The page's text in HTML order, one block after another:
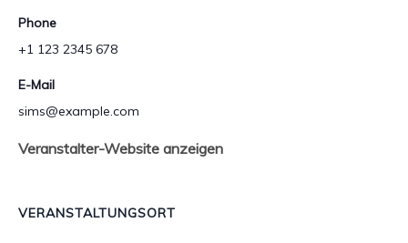
Phone
+1 123 2345 678
E-Mail
sims@example.com
Veranstalter-Website anzeigen
VERANSTALTUNGSORT